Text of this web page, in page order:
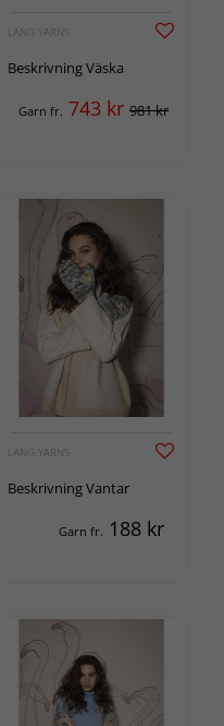
LANG YARNS
Beskrivning Väska
Garn fr. 743 kr 981 kr
LANG YARNS
Beskrivning Vantar
Garn fr. 188 kr